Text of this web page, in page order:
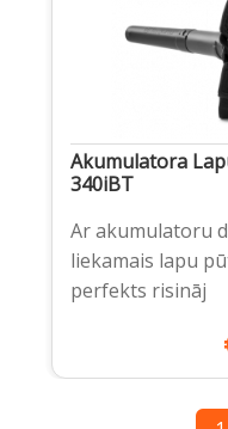
Akumulatora
340iBT
Ar akumulatoru
liekamais lapu
perfekts risināj